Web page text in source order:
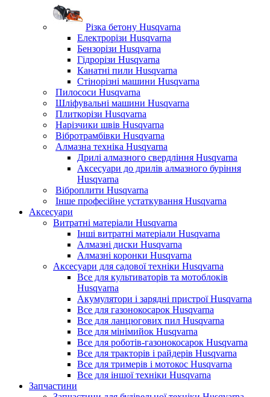
Різка бетону Husqvarna
Електрорізи Husqvarna
Бензорізи Husqvarna
Гідрорізи Husqvarna
Канатні пили Husqvarna
Стінорізні машини Husqvarna
Пилососи Husqvarna
Шліфувальні машини Husqvarna
Плиткорізи Husqvarna
Нарізчики швів Husqvarna
Вібротрамбівки Husqvarna
Алмазна техніка Husqvarna
Дрилі алмазного свердління Husqvarna
Аксесуари до дрилів алмазного буріння
Husqvarna
Віброплити Husqvarna
Інше професійне устаткування Husqvarna
Аксесуари
Витратні матеріали Husqvarna
Інші витратні матеріали Husqvarna
Алмазні диски Husqvarna
Алмазні коронки Husqvarna
Аксесуари для садової техніки Husqvarna
Все для культиваторів та мотоблоків
Husqvarna
Акумулятори і зарядні пристрої Husqvarna
Все для газонокосарок Husqvarna
Все для ланцюгових пил Husqvarna
Все для мінімийок Husqvarna
Все для роботів-газонокосарок Husqvarna
Все для тракторів і райдерів Husqvarna
Все для тримерів і мотокос Husqvarna
Все для іншої техніки Husqvarna
Запчастини